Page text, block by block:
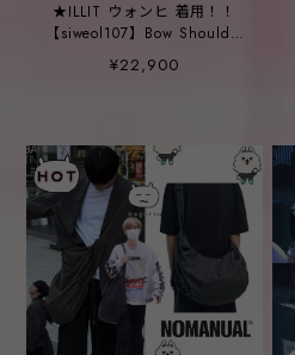
★ILLIT ウォンヒ 着用！！
【siweol107】Bow Shoulder
Bag (Available in 5 Colors)
¥22,900